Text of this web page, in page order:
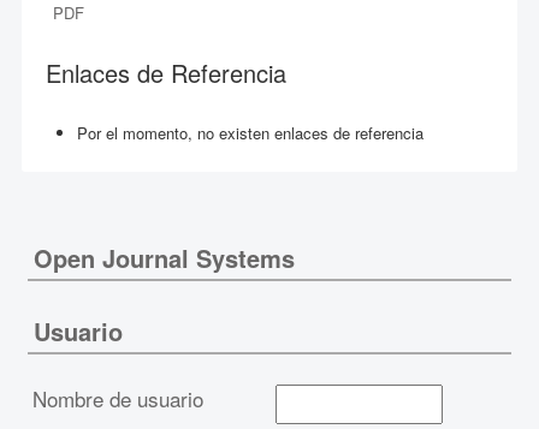
PDF
Enlaces de Referencia
Por el momento, no existen enlaces de referencia
Open Journal Systems
Usuario
Nombre de usuario